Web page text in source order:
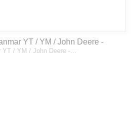
YT / YM / John Deere -
YT / YM / John Deere -…